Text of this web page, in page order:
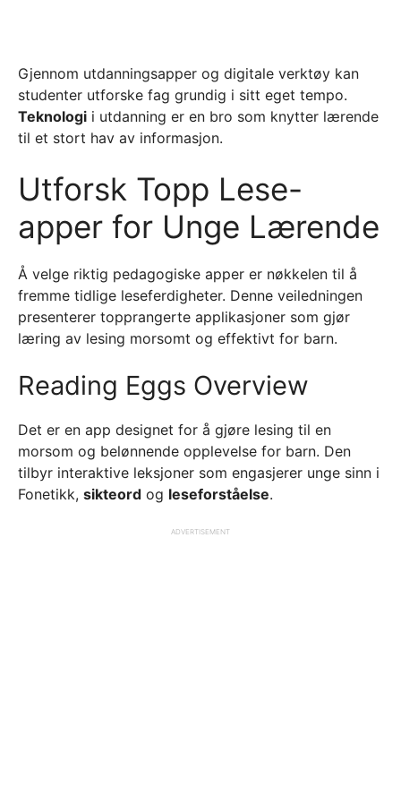
Gjennom utdanningsapper og digitale verktøy kan
studenter utforske fag grundig i sitt eget tempo.
Teknologi i utdanning er en bro som knytter lærende
til et stort hav av informasjon.
Utforsk Topp Lese-
apper for Unge Lærende
Å velge riktig pedagogiske apper er nøkkelen til å
fremme tidlige leseferdigheter. Denne veiledningen
presenterer topprangerte applikasjoner som gjør
læring av lesing morsomt og effektivt for barn.
Reading Eggs Overview
Det er en app designet for å gjøre lesing til en
morsom og belønnende opplevelse for barn. Den
tilbyr interaktive leksjoner som engasjerer unge sinn i
Fonetikk, sikteord og leseforståelse.
ADVERTISEMENT